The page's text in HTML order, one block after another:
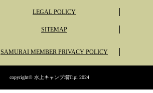
LEGAL POLICY
SITEMAP
SAMURAI MEMBER PRIVACY POLICY
copyright© 水上キャンプ場Tipi 2024